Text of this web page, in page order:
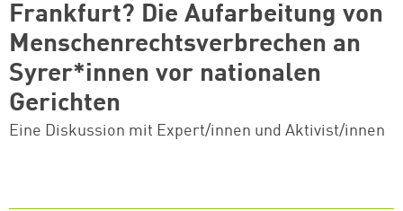
Frankfurt? Die Aufarbeitung von
Menschenrechtsverbrechen an
Syrer*innen vor nationalen
Gerichten
Eine Diskussion mit Expert/innen und Aktivist/innen